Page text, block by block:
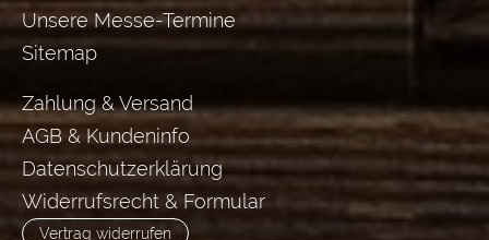
Unsere Messe-Termine
Sitemap
Zahlung & Versand
AGB & Kundeninfo
Datenschutzerklärung
Widerrufsrecht & Formular
Vertrag widerrufen